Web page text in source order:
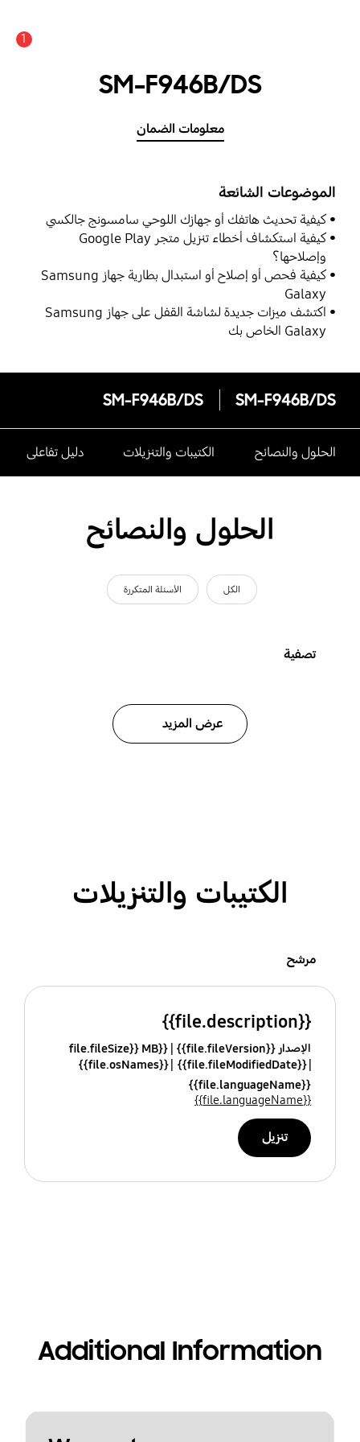
1
SM-F946B/DS
معلومات الضمان
الموضوعات الشائعة
كيفية تحديث هاتفك أو جهازك اللوحي سامسونج جالكسي
كيفية استكشاف أخطاء تنزيل متجر Google Play
وإصلاحها؟
كيفية فحص أو إصلاح أو استبدال بطارية جهاز Samsung
Galaxy
اكتشف ميزات جديدة لشاشة القفل على جهاز Samsung
Galaxy الخاص بك
SM-F946B/DS
SM-F946B/DS
الحلول والنصائح الكتيبات والتنزيلات دليل تفاعلى
الحلول والنصائح
الكل الأسئلة المتكررة
تصفية
عرض المزيد
الكتيبات والتنزيلات
مرشح
{{file.description}}
الإصدار {{file.fileVersion}}
{{file.fileSize}} MB
{{file.fileModifiedDate}}
{{file.osNames}}
{{file.languageName}}
{{file.languageName}}
تنزيل
Additional Information